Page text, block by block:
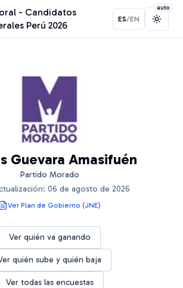
- Candidatos
Perú 2026
ES/EN
auto
Guevara Amasifuén
Partido Morado
06 de agosto de 2026
Ver Plan de Gobierno (JNE)
Ver quién va ganando
quién sube y quién baja
Ver todas las encuestas